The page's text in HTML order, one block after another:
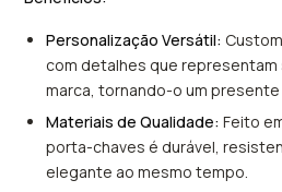
Personalização Versátil:
com detalhes que representam
marca, tornando-o um
Materiais de Qualidade: Feito
porta-chaves é durável,
elegante ao mesmo tempo.